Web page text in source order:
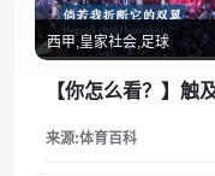
西甲,皇家社会,足球
来源:体育百科